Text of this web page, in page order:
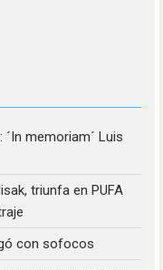
´In memoriam´ Luis
triunfa en PUFA
con sofocos